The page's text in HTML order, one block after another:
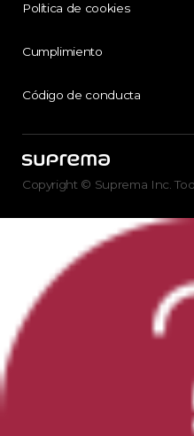
Política de cookies
Cumplimiento
Código de conducta
Copyright © Suprema Inc.